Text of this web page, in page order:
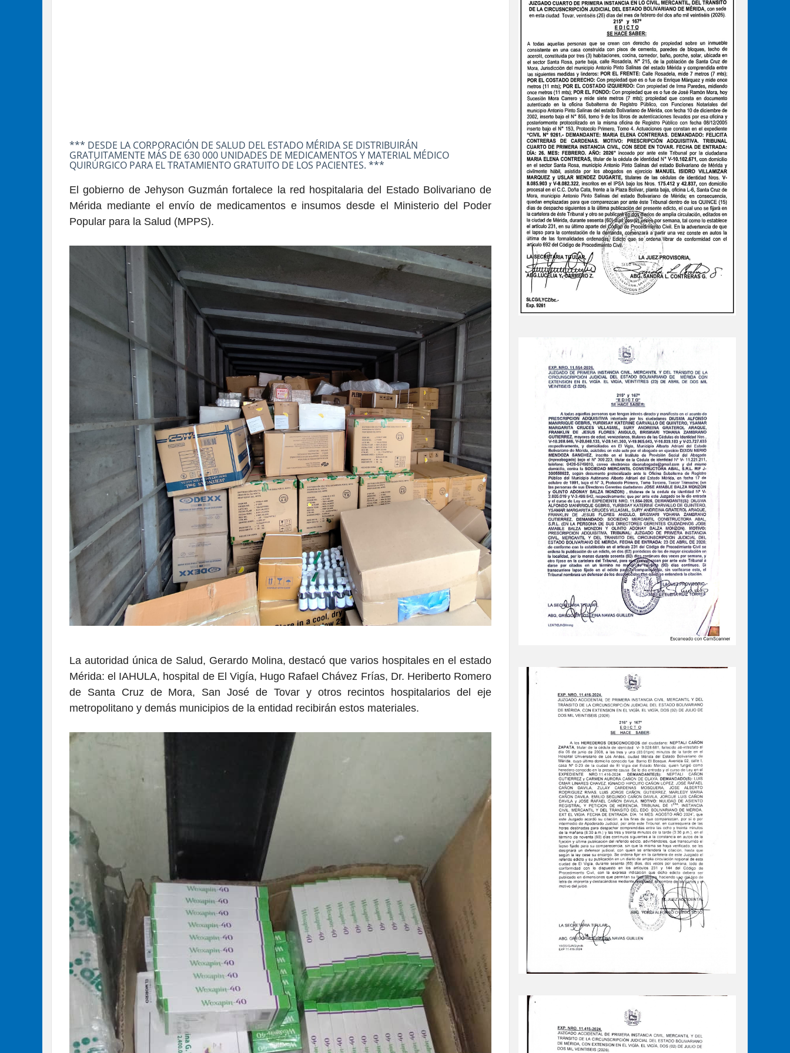
*** DESDE LA CORPORACIÓN DE SALUD DEL ESTADO MÉRIDA SE DISTRIBUIRÁN
GRATUITAMENTE MÁS DE 630 000 UNIDADES DE MEDICAMENTOS Y MATERIAL MÉDICO
QUIRÚRGICO PARA EL TRATAMIENTO GRATUITO DE LOS PACIENTES. ***
El gobierno de Jehyson Guzmán fortalece la red hospitalaria del Estado Bolivariano de
Mérida mediante el envío de medicamentos e insumos desde el Ministerio del Poder
Popular para la Salud (MPPS).
La autoridad única de Salud, Gerardo Molina, destacó que varios hospitales en el estado
Mérida: el IAHULA, hospital de El Vigía, Hugo Rafael Chávez Frías, Dr. Heriberto Romero
de Santa Cruz de Mora, San José de Tovar y otros recintos hospitalarios del eje
metropolitano y demás municipios de la entidad recibirán estos materiales.